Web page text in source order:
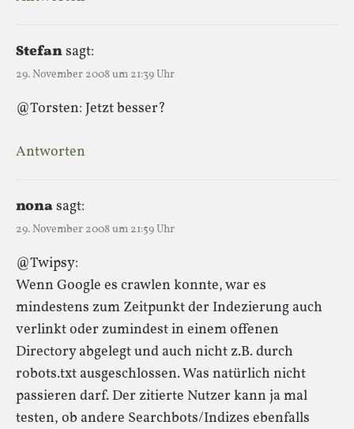
Stefansagt:
29. November 2008 um 21:39 Uhr
@Torsten: Jetzt besser?
Antworten
nonasagt:
29. November 2008 um 21:59 Uhr
@Twipsy:
Wenn Google es crawlen konnte, war es
mindestens zum Zeitpunkt der Indezierung auch
verlinkt oder zumindest in einem offenen
Directory abgelegt und auch nicht z.B. durch
robots.txt ausgeschlossen. Was natürlich nicht
passieren darf. Der zitierte Nutzer kann ja mal
testen, ob andere Searchbots/Indizes ebenfalls